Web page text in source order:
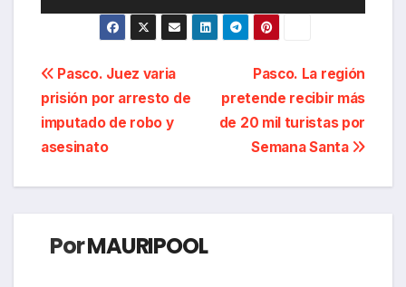
Navegación
de
entradas
Pasco. La región
pretende recibir más
de 20 mil turistas por
Semana Santa
Pasco. Juez varia
prisión por arresto de
imputado de robo y
asesinato
PorMAURIPOOL